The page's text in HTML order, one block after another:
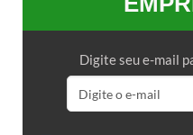
Digite seu e-mail